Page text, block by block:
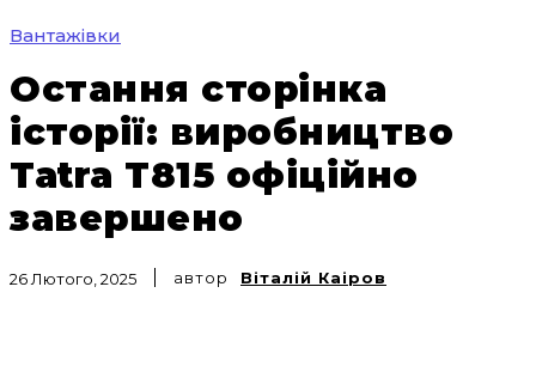
Вантажівки
Остання сторінка
історії: виробництво
Tatra T815 офіційно
завершено
26 Лютого, 2025 автор Віталій Каіров